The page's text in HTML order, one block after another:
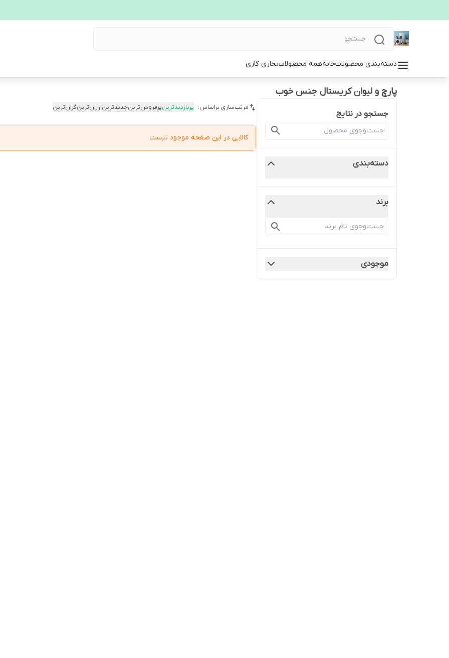
دسته‌بندی محصولاتخانههمه محصولاتبخاری گازی
پارچ و لیوان کریستال جنس خوب
جستجو در نتایج
دسته‌بندی
برند
موجودی
مرتب‌سازی براساس: پربازدیدترینپرفروش‌ترینجدیدترینارزان‌ترینگران‌ترین
کالایی در این صفحه موجود نیست